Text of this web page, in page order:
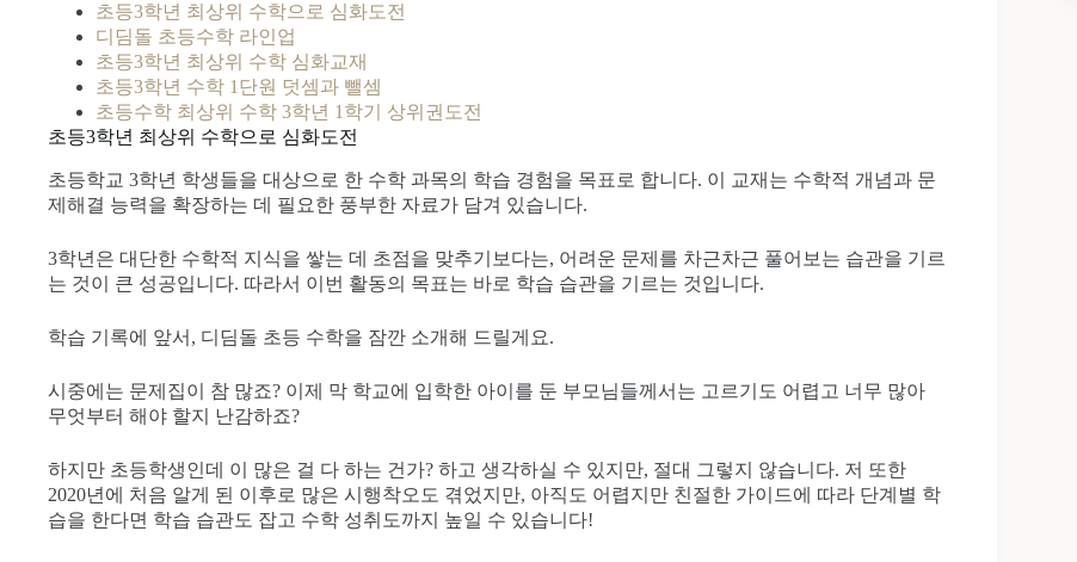
초등3학년 최상위 수학으로 심화도전
디딤돌 초등수학 라인업
초등3학년 최상위 수학 심화교재
초등3학년 수학 1단원 덧셈과 뺄셈
초등수학 최상위 수학 3학년 1학기 상위권도전
초등3학년 최상위 수학으로 심화도전
초등학교 3학년 학생들을 대상으로 한 수학 과목의 학습 경험을 목표로 합니다. 이 교재는 수학적 개념과 문
제해결 능력을 확장하는 데 필요한 풍부한 자료가 담겨 있습니다.
3학년은 대단한 수학적 지식을 쌓는 데 초점을 맞추기보다는, 어려운 문제를 차근차근 풀어보는 습관을 기르
는 것이 큰 성공입니다. 따라서 이번 활동의 목표는 바로 학습 습관을 기르는 것입니다.
학습 기록에 앞서, 디딤돌 초등 수학을 잠깐 소개해 드릴게요.
시중에는 문제집이 참 많죠? 이제 막 학교에 입학한 아이를 둔 부모님들께서는 고르기도 어렵고 너무 많아
무엇부터 해야 할지 난감하죠?
하지만 초등학생인데 이 많은 걸 다 하는 건가? 하고 생각하실 수 있지만, 절대 그렇지 않습니다. 저 또한
2020년에 처음 알게 된 이후로 많은 시행착오도 겪었지만, 아직도 어렵지만 친절한 가이드에 따라 단계별 학
습을 한다면 학습 습관도 잡고 수학 성취도까지 높일 수 있습니다!